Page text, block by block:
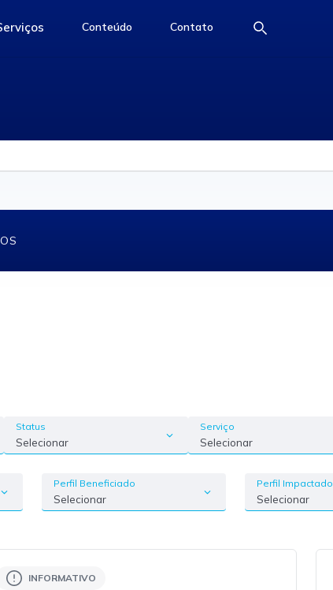
the-page access-the-page
Conteúdo access-the-page
Contato
Status
Selecionar
Serviço
Selecionar
Perfil Beneficiado
Selecionar
Perfil Impactado
Selecionar
INFORMATIVO